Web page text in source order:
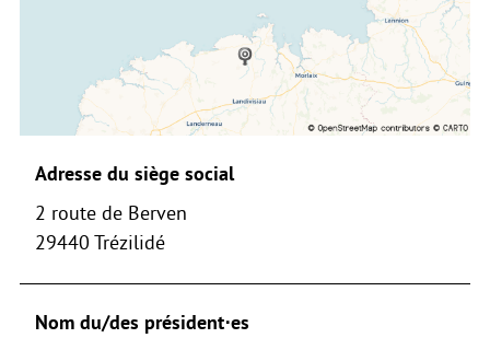
Adresse du siège social
2 route de Berven
29440 Trézilidé
Nom du/des président⋅es